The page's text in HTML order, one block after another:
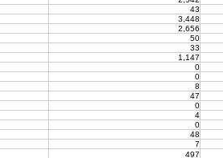
43
3,448
2,656
50
33
1,147
0
0
8
47
0
4
0
48
7
497